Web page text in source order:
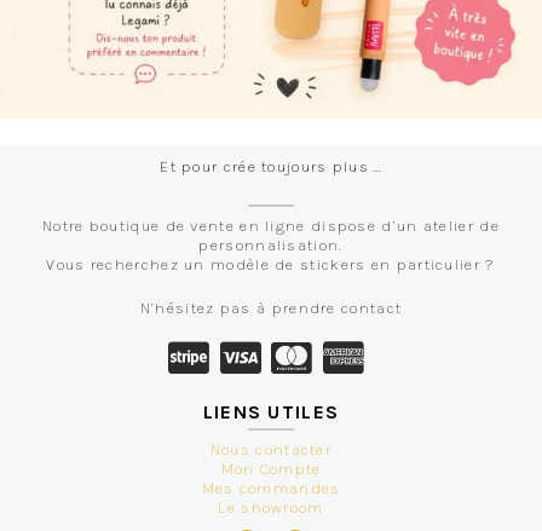
Et pour crée toujours plus …
Notre boutique de vente en ligne dispose d’un atelier de
personnalisation.
Vous recherchez un modèle de stickers en particulier ?
N’hésitez pas à prendre contact
LIENS UTILES
Nous contacter
Mon Compte
Mes commandes
Le showroom